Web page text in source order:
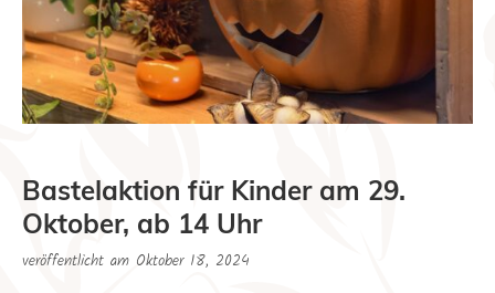
Bastelaktion für Kinder am 29.
Oktober, ab 14 Uhr
veröffentlicht am Oktober 18, 2024